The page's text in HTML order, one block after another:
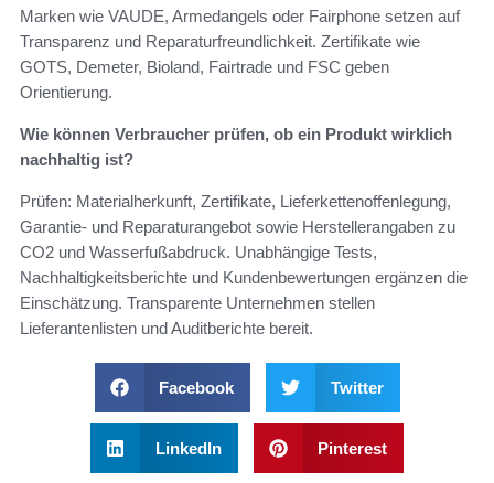
Marken wie VAUDE, Armedangels oder Fairphone setzen auf
Transparenz und Reparaturfreundlichkeit. Zertifikate wie
GOTS, Demeter, Bioland, Fairtrade und FSC geben
Orientierung.
Wie können Verbraucher prüfen, ob ein Produkt wirklich
nachhaltig ist?
Prüfen: Materialherkunft, Zertifikate, Lieferkettenoffenlegung,
Garantie- und Reparaturangebot sowie Herstellerangaben zu
CO2 und Wasserfußabdruck. Unabhängige Tests,
Nachhaltigkeitsberichte und Kundenbewertungen ergänzen die
Einschätzung. Transparente Unternehmen stellen
Lieferantenlisten und Auditberichte bereit.
Facebook Twitter
LinkedIn Pinterest